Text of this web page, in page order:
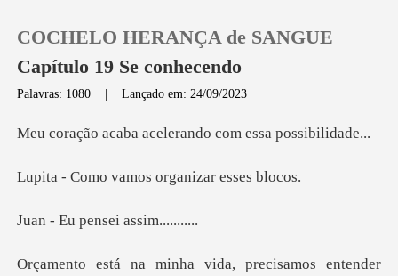
Loja
Histórico
COCHELO HERANÇA de SANGUE
Capítulo 19 Se conhecendo
Palavras: 1080 |Lançado em: 24/09/2023
acelerando com ess
vamos organiza
ensei assim